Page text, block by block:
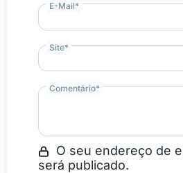
Comentário*
O seu endereço de
será publicado.
E-Mail*
Site*